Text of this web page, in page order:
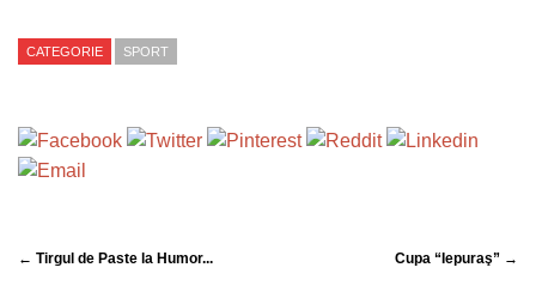
CATEGORIE SPORT
← Tirgul de Paste la Humor... Cupa “Iepuraş” →